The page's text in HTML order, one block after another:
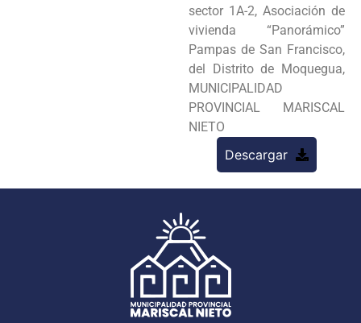
sector 1A-2, Asociación de
vivienda “Panorámico”
Pampas de San Francisco,
del Distrito de Moquegua,
MUNICIPALIDAD
PROVINCIAL MARISCAL
NIETO
Descargar